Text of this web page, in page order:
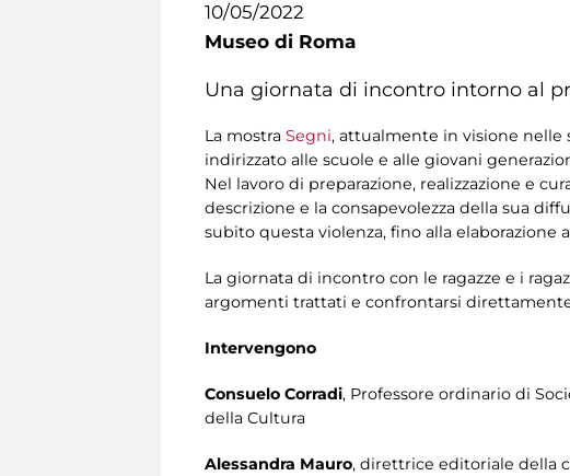
10/05/2022
Museo di Roma
Una giornata di incontro intorno al
La mostra Segni, attualmente in visione nelle
indirizzato alle scuole e alle giovani
Nel lavoro di preparazione, realizzazione e
descrizione e la consapevolezza della sua
subito questa violenza, fino alla
La giornata di incontro con le ragazze e i
argomenti trattati e confrontarsi
Intervengono
Consuelo Corradi, Professore ordinario di
della Cultura
Alessandra Mauro, direttrice editoriale della